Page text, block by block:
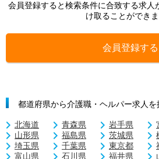
会員登録すると検索条件に合致する求人
け取ることができま
会員登録する
都道府県から介護職・ヘルパー求人を
北海道 青森県 岩手県
山形県
福島県 茨城県
埼玉県
千葉県 東京都
富山県
石川県 福井県